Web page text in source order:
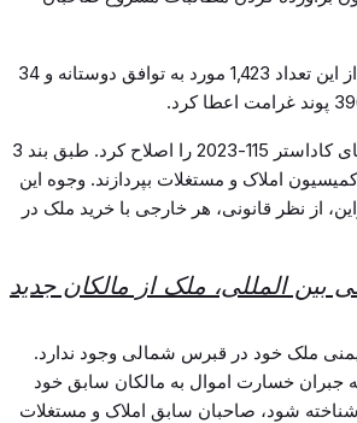
تا 11 آگوست 2023، 7,324 درخواست به کمیسیون ارسال شده است که از این تعداد 1,423 مورد به توافق دوستانه و 34
در 10 فوریه 2023، دولت قبرس شمالی مقررات قانون مالیات و هزینه های کاداستر 115-2023 را اصلاح کرد. طبق بند 3
املاک و مستغلات بپردازند. وجوه این
از نظر قانونی، هر خارجی با خرید ملک در
المللی، ملک از مالکان جدید
ملک خود در قبرس شمالی وجود ندارد.
خسارت اموال به مالکان سابق خود
شود، صاحبان سابق املاک و مستغلات